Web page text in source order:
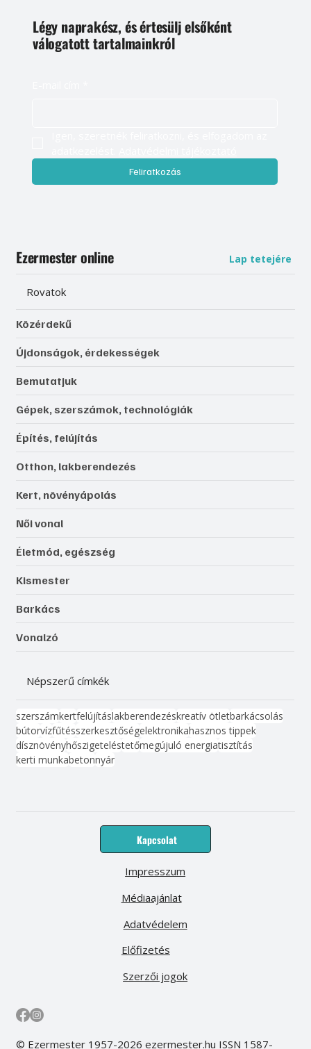
Légy naprakész, és értesülj elsőként
válogatott tartalmainkról
Feliratkozás
Ezermester online Lap tetejére
Rovatok
Közérdekű
Újdonságok, érdekességek
Bemutatjuk
Gépek, szerszámok, technológiák
Építés, felújítás
Otthon, lakberendezés
Kert, növényápolás
Női vonal
Életmód, egészség
Kismester
Barkács
Vonalzó
Népszerű címkék
szerszámkertfelújításlakberendezéskreatív ötletbarkácsolás
bútorvízfűtésszerkesztőségelektronikahasznos tippek
dísznövényhőszigeteléstetőmegújuló energiatisztítás
kerti munkabetonnyár
Kapcsolat
Médiaajánlat
Előfizetés
Impresszum
Adatvédelem
Szerzői jogok
© Ezermester 1957-2026 ezermester.hu ISSN 1587-